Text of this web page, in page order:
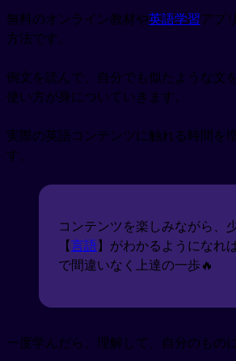
無料のオンライン教材や英語学習アプ
方法です。
例文を読んで、自分でも似たような文
使い方が身についていきます。
実際の英語コンテンツに触れる時間を
す。
コンテンツを楽しみながら、
【言語】がわかるようになれ
で間違いなく上達の一歩🔥
一度学んだら、理解して、自分のもの